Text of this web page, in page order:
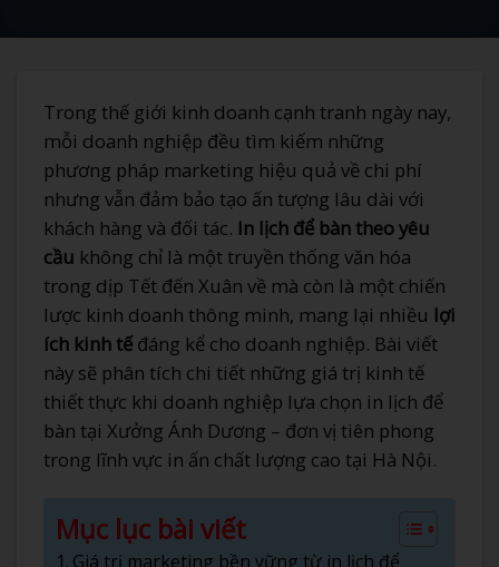
Trong thế giới kinh doanh cạnh tranh ngày nay,
mỗi doanh nghiệp đều tìm kiếm những
phương pháp marketing hiệu quả về chi phí
nhưng vẫn đảm bảo tạo ấn tượng lâu dài với
khách hàng và đối tác. In lịch để bàn theo yêu
cầu không chỉ là một truyền thống văn hóa
trong dịp Tết đến Xuân về mà còn là một chiến
lược kinh doanh thông minh, mang lại nhiều lợi
ích kinh tếđáng kể cho doanh nghiệp. Bài viết
này sẽ phân tích chi tiết những giá trị kinh tế
thiết thực khi doanh nghiệp lựa chọn in lịch để
bàn tại Xưởng Ánh Dương – đơn vị tiên phong
trong lĩnh vực in ấn chất lượng cao tại Hà Nội.
Mục lục bài viết
Giá trị marketing bền vững từ in lịch để